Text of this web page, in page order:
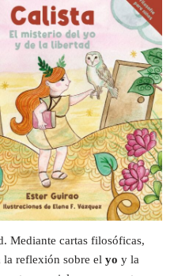
Mediante cartas filosóficas,
la reflexión sobre el yo y la